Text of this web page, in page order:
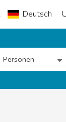
Deutsch
Personen